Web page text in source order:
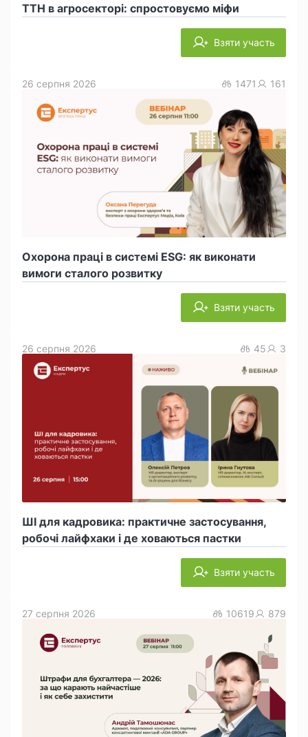
ТТН в агросекторі: спростовуємо міфи
Взяти участь
Охорона праці в системі ESG: як виконати
вимоги сталого розвитку
26 серпня 2026 1471 161
Взяти участь
ШІ для кадровика: практичне застосування,
робочі лайфхаки і де ховаються пастки
26 серпня 2026 45 3
Взяти участь
27 серпня 2026 10619 879